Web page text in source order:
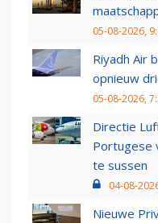
05-08-2026,
Riyadh Air
opnieuw
05-08-2026,
Directie
Portugese
te sussen
04-08-
Nieuwe